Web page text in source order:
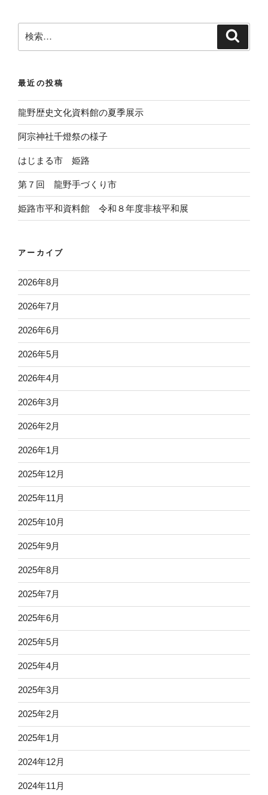
最近の投稿
龍野歴史文化資料館の夏季展示
阿宗神社千燈祭の様子
はじまる市 姫路
第７回 龍野手づくり市
姫路市平和資料館 令和８年度非核平和展
アーカイブ
2026年8月
2026年7月
2026年6月
2026年5月
2026年4月
2026年3月
2026年2月
2026年1月
2025年12月
2025年11月
2025年10月
2025年9月
2025年8月
2025年7月
2025年6月
2025年5月
2025年4月
2025年3月
2025年2月
2025年1月
2024年12月
2024年11月